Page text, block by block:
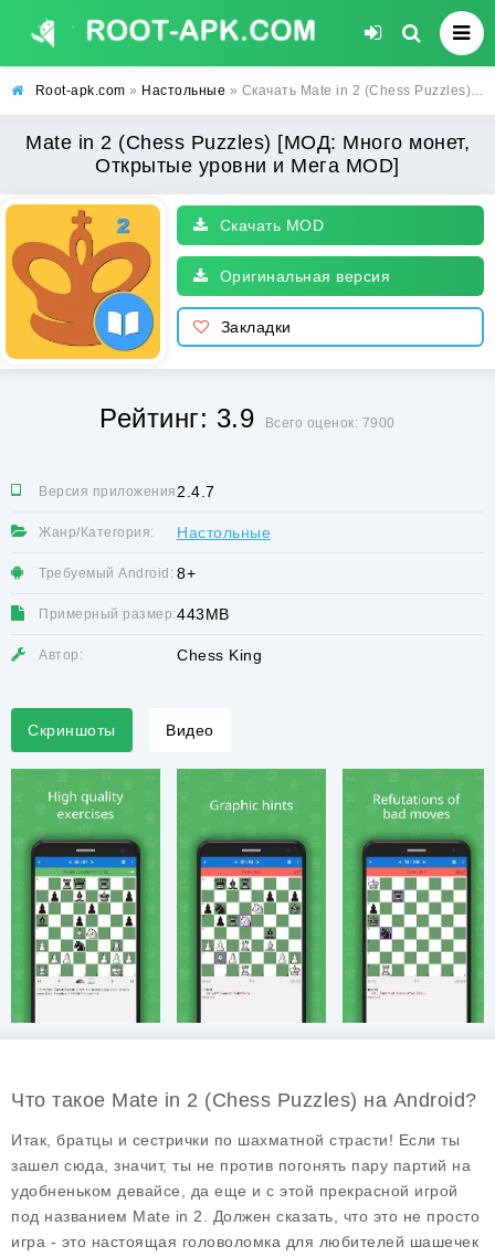
Root-apk.com » Настольные » Скачать Mate in 2 (Chess Puzzles) [МОД: Много монет, Открытые уровни и Мега MOD] | Взлом Mate in 2 (Chess Puzzles) на Андроид
Mate in 2 (Chess Puzzles) [МОД: Много монет,
Открытые уровни и Мега MOD]
Скачать MOD
Оригинальная версия
Закладки
Рейтинг: 3.9 Всего оценок: 7900
Версия приложения:2.4.7
Жанр/Категория: Настольные
Требуемый Android: 8+
Примерный размер:443MB
Автор: Chess King
Скриншоты Видео
Что такое Mate in 2 (Chess Puzzles) на Android?
Итак, братцы и сестрички по шахматной страсти! Если ты
зашел сюда, значит, ты не против погонять пару партий на
удобненьком девайсе, да еще и с этой прекрасной игрой
под названием Mate in 2 . Должен сказать, что это не просто
игра - это настоящая головоломка для любителей шашечек